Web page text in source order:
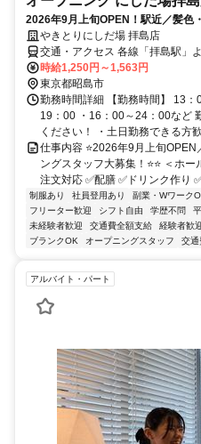
2026年9月上旬OPEN！駅近／髪色
やきとりにしだ場 拝島店
交通・アクセス 各線「拝島駅」
時給1,250円～1,563円
東京都昭島市
勤務時間詳細 【勤務時間】 13
19：00 ・16：00～24：00など
ください！ ・土日勤務できる方
仕事内容 ⭐2026年9月上旬OPEN
ングスタッフ大募集！⭐⭐ ＜ホ
注文対応 ✅配膳 ✅ドリンク作り
制服あり 社員登用あり 副業・Wワーク
フリーター歓迎
シフト自由 学歴不問
未経験者歓迎
交通費全額支給 経験者歓
ブランクOK
オープニングスタッフ 交通
アルバイト・パート